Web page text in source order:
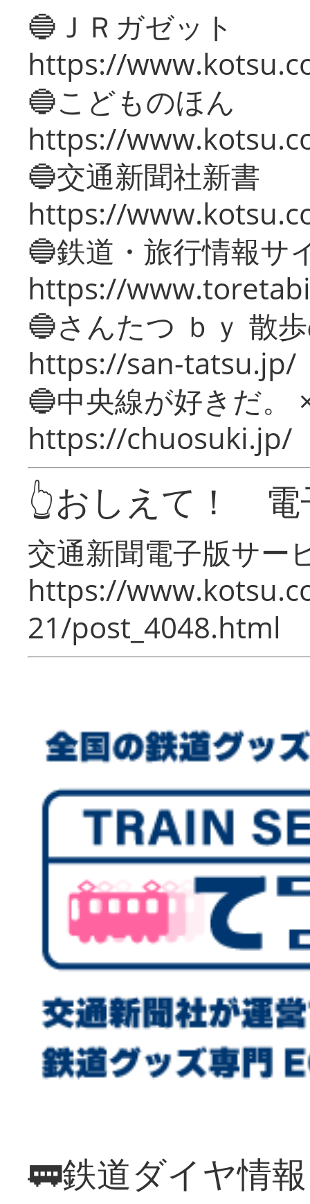
🔵ＪＲガゼット
https://
🔵こどものほん
https://
🔵交通新聞社新書
https://
🔵鉄道・旅行情報サ
https://
🔵さんたつ ｂｙ 散
https://san-tatsu.jp/
🔵中央線が好きだ。
https://chuosuki.jp/
👆おしえて！ 電
交通新聞電子版サー
https://
21/post_4048.html
🚃鉄道ダイヤ情